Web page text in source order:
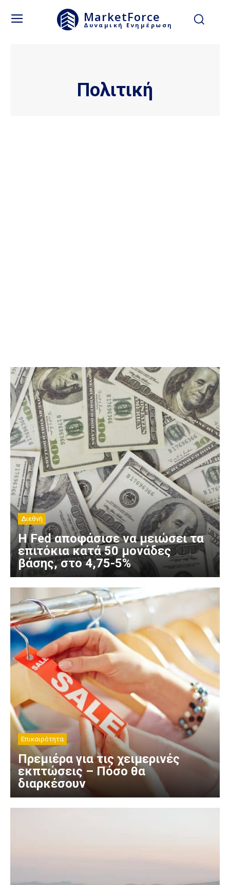
MarketForce
Δυναμική Ενημέρωση
Πολιτική
Διεθνή
Η Fed αποφάσισε να μειώσει τα
επιτόκια κατά 50 μονάδες
βάσης, στο 4,75-5%
Επικαιρότητα
Πρεμιέρα για τις χειμερινές
εκπτώσεις – Πόσο θα
διαρκέσουν